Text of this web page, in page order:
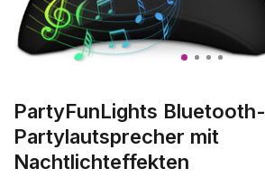
PartyFunLights Bluetooth-
Partylautsprecher mit
Nachtlichteffekten